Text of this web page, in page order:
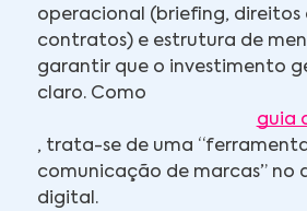
operacional (briefing, direitos
contratos) e estrutura de
garantir que o investimento
claro. Como
guia
, trata-se de uma
comunicação de marcas” no
digital.